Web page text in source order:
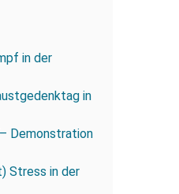
in der
in
Demonstration
Stress in der